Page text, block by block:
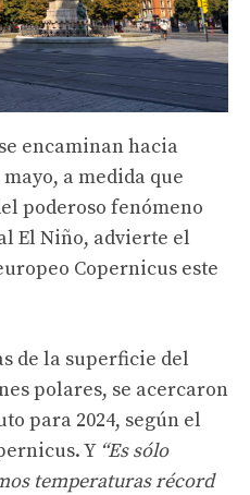
encaminan hacia
a medida que
poderoso fenómeno
El Niño, advierte el
Copernicus este
de la superficie del
polares, se acercaron
para 2024, según el
Y “Es sólo
temperaturas récord